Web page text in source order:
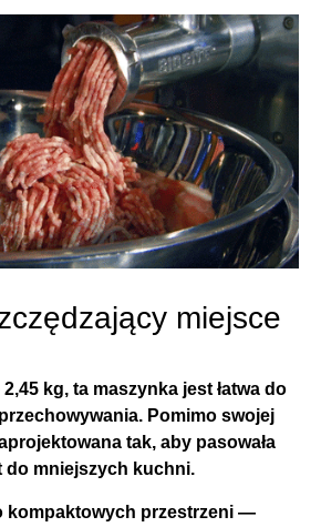
miejsce
kg, ta maszynka jest łatwa do
Pomimo swojej
tak, aby pasowała
do mniejszych kuchni.
kompaktowych przestrzeni —